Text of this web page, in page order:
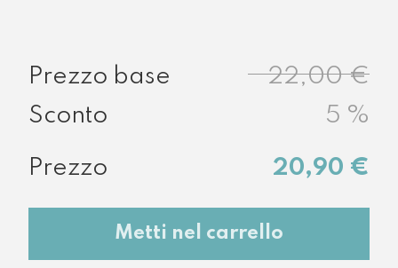
22,00 €
20,90 €
5 %
Metti nel carrello